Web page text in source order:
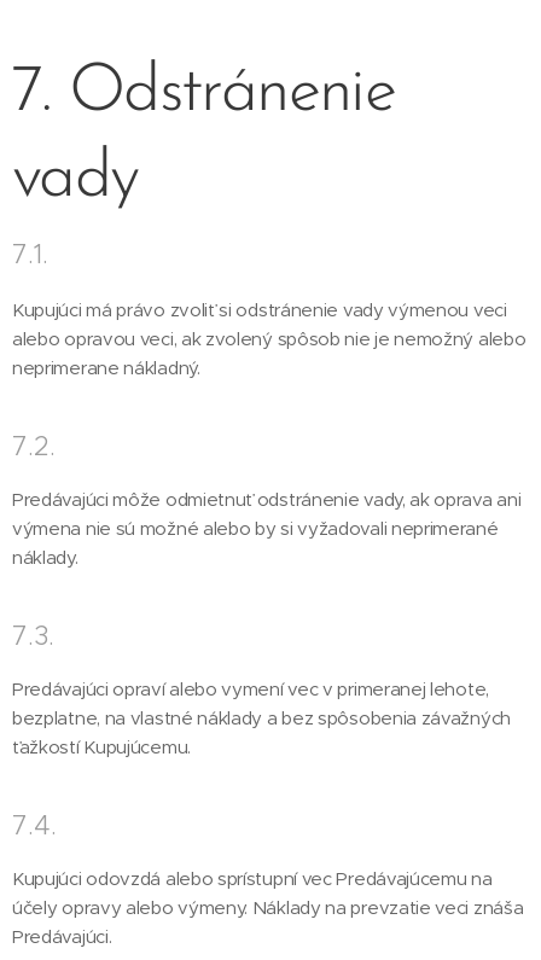
7. Odstránenie
vady
7.1.
Kupujúci má právo zvoliť si odstránenie vady výmenou veci
alebo opravou veci, ak zvolený spôsob nie je nemožný alebo
neprimerane nákladný.
7.2.
Predávajúci môže odmietnuť odstránenie vady, ak oprava ani
výmena nie sú možné alebo by si vyžadovali neprimerané
náklady.
7.3.
Predávajúci opraví alebo vymení vec v primeranej lehote,
bezplatne, na vlastné náklady a bez spôsobenia závažných
ťažkostí Kupujúcemu.
7.4.
Kupujúci odovzdá alebo sprístupní vec Predávajúcemu na
účely opravy alebo výmeny. Náklady na prevzatie veci znáša
Predávajúci.